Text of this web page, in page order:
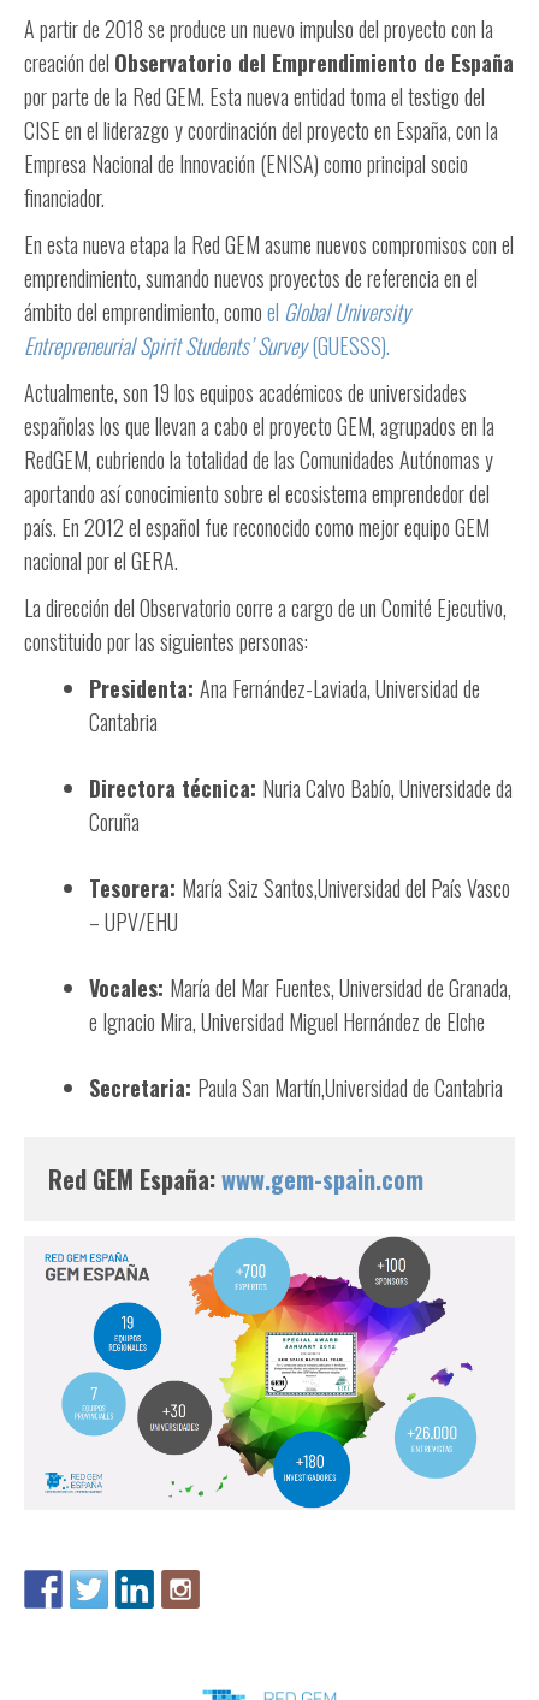
A partir de 2018 se produce un nuevo impulso del proyecto con la
creación del Observatorio del Emprendimiento de España
por parte de la Red GEM. Esta nueva entidad toma el testigo del
CISE en el liderazgo y coordinación del proyecto en España, con la
Empresa Nacional de Innovación (ENISA) como principal socio
financiador.
En esta nueva etapa la Red GEM asume nuevos compromisos con el
emprendimiento, sumando nuevos proyectos de referencia en el
ámbito del emprendimiento, comoel Global University
Entrepreneurial Spirit Students’ Survey(GUESSS).
Actualmente, son 19 los equipos académicos de universidades
españolas los que llevan a cabo el proyecto GEM, agrupados en la
RedGEM, cubriendo la totalidad de las Comunidades Autónomas y
aportando así conocimiento sobre el ecosistema emprendedor del
país. En 2012 el español fue reconocido como mejor equipo GEM
nacional por el GERA.
La dirección del Observatorio corre a cargo de un Comité Ejecutivo,
constituido por las siguientes personas:
Presidenta: Ana Fernández-Laviada, Universidad de
Cantabria
Directora técnica: Nuria Calvo Babío, Universidade da
Coruña
Tesorera: María Saiz Santos,Universidad del País Vasco
– UPV/EHU
Vocales: María del Mar Fuentes, Universidad de Granada,
e Ignacio Mira, Universidad Miguel Hernández de Elche
Secretaria: Paula San Martín,Universidad de Cantabria
Red GEM España: www.gem-spain.com